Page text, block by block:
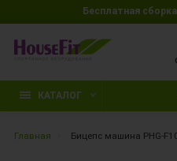
Бесплатная
КАТАЛОГ
Главная Бицепс машина PHG-